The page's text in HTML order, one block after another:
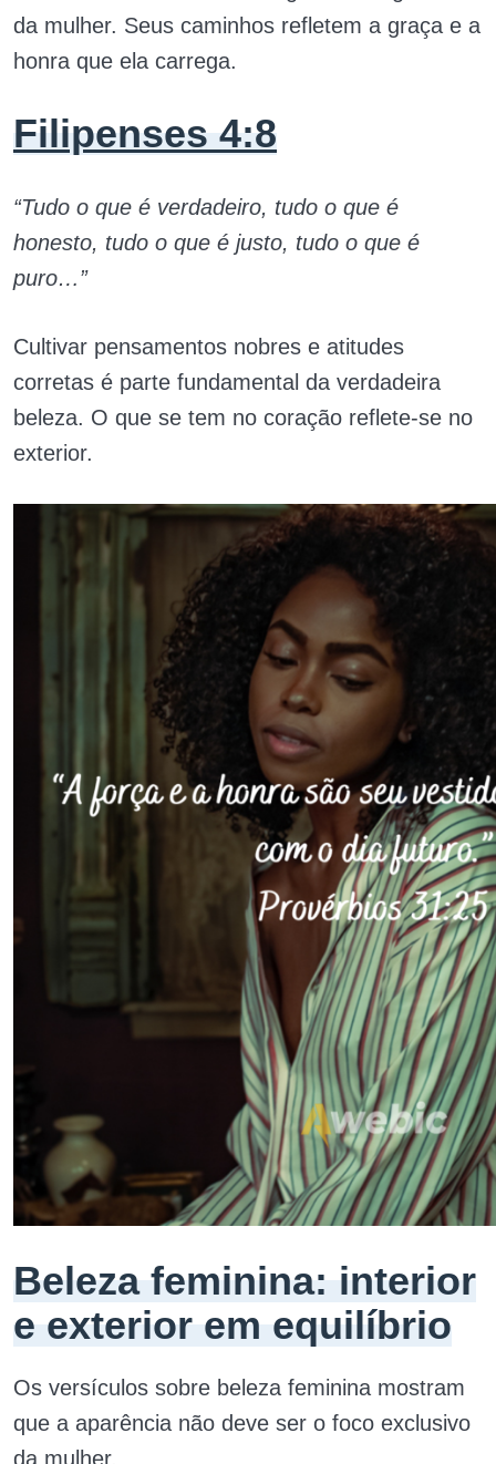
da mulher. Seus caminhos refletem a graça e a
honra que ela carrega.
Filipenses 4:8
“Tudo o que é verdadeiro, tudo o que é
honesto, tudo o que é justo, tudo o que é
puro…”
Cultivar pensamentos nobres e atitudes
corretas é parte fundamental da verdadeira
beleza. O que se tem no coração reflete-se no
exterior.
Beleza feminina: interior
e exterior em equilíbrio
Os versículos sobre beleza feminina mostram
que a aparência não deve ser o foco exclusivo
da mulher.